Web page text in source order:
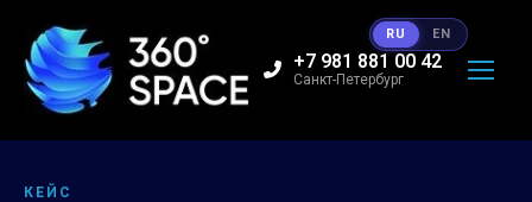
+7 981 881 00 42
Санкт-Петербург
КЕЙС
RU EN